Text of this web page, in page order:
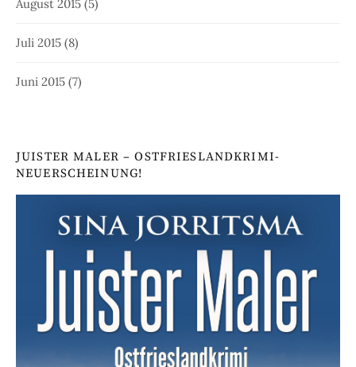
August 2015 (5)
Juli 2015 (8)
Juni 2015 (7)
JUISTER MALER – OSTFRIESLANDKRIMI-
NEUERSCHEINUNG!